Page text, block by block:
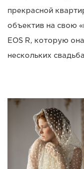
прекрасной
объектив на свою
EOS R, которую
нескольких